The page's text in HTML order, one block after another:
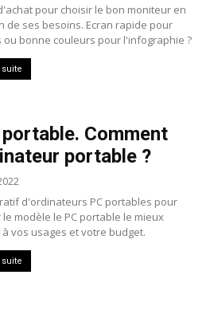
pour choisir le bon moniteur en
de ses besoins. Ecran rapide pour
ou bonne couleurs pour l'infographie ?
suite
Comment
portable ?
d'ordinateurs PC portables pour
modèle le PC portable le mieux
vos usages et votre budget.
suite